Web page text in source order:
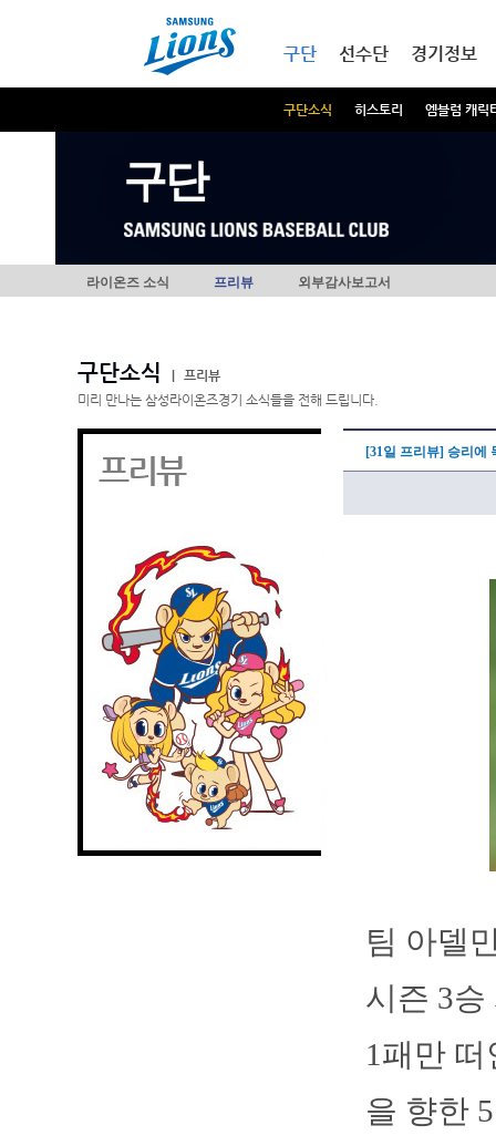
구단
구단소식 히스토리 엠블럼 캐릭
선수단 경기정보
구단
라이온즈 소식 프리뷰 외부감사보고서
구단소식
프리뷰
미리 만나는 삼성라이온즈경기 소식들을 전해 드립니다.
프리뷰 [31일 프리뷰] 승리에
팀 아델
시즌 3
1패만
을 향한